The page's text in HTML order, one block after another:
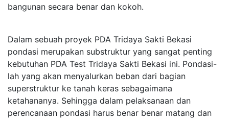
bangunan secara benar dan kokoh.
Dalam sebuah proyek PDA Tridaya Sakti Bekasi
pondasi merupakan substruktur yang sangat penting
kebutuhan PDA Test Tridaya Sakti Bekasi ini. Pondasi-
lah yang akan menyalurkan beban dari bagian
superstruktur ke tanah keras sebagaimana
ketahananya. Sehingga dalam pelaksanaan dan
perencanaan pondasi harus benar benar matang dan